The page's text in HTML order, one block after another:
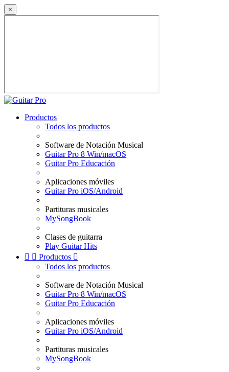
×
Productos
Todos los productos
Software de Notación Musical
Guitar Pro 8 Win/macOS
Guitar Pro Educación
Aplicaciones móviles
Guitar Pro iOS/Android
Partituras musicales
MySongBook
Clases de guitarra
Play Guitar Hits
  Productos 
Todos los productos
Software de Notación Musical
Guitar Pro 8 Win/macOS
Guitar Pro Educación
Aplicaciones móviles
Guitar Pro iOS/Android
Partituras musicales
MySongBook